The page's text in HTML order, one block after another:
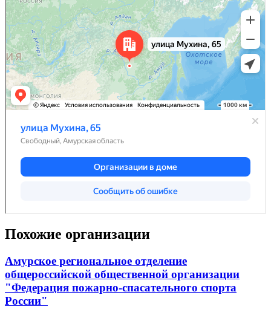
Похожие организации
Амурское региональное отделение
общероссийской общественной организации
"Федерация пожарно-спасательного спорта
России"